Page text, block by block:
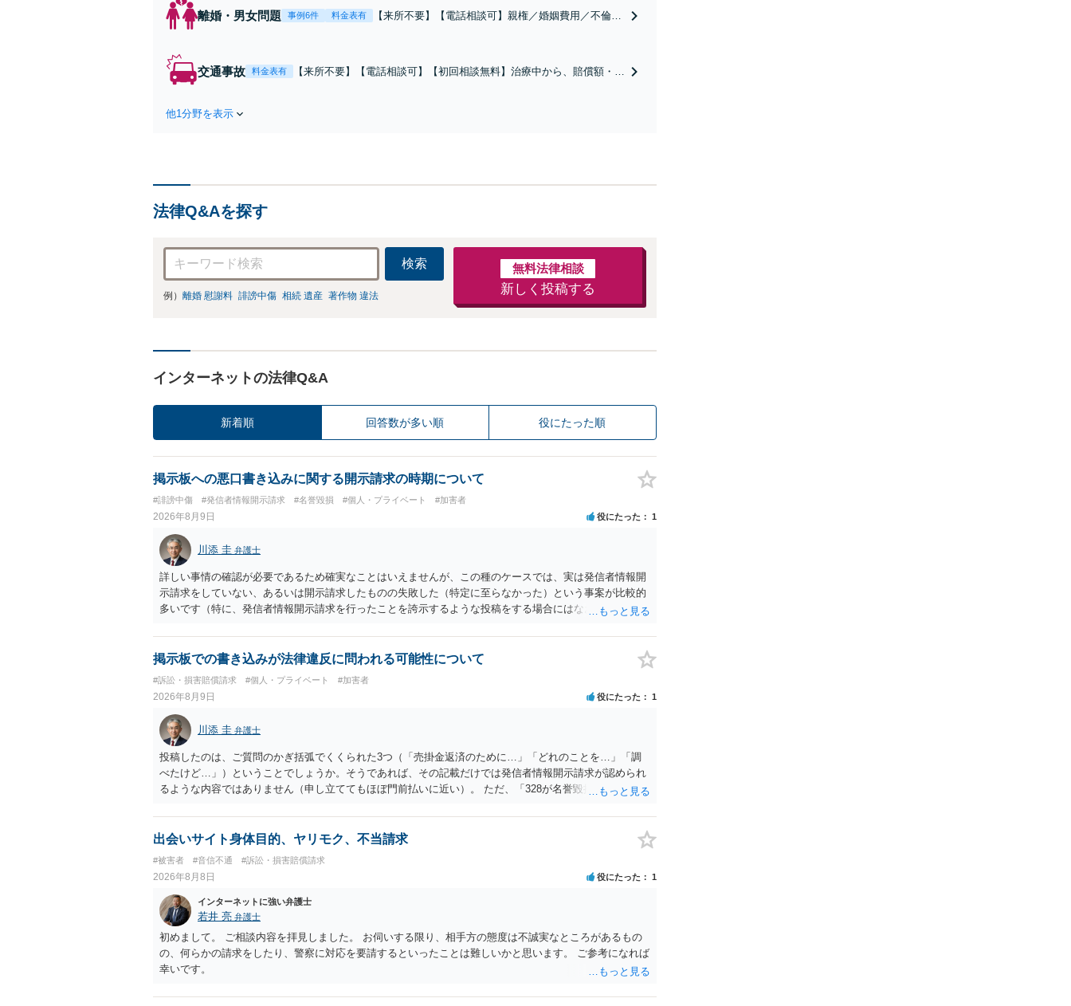
離婚・男女問題 事例6件 料金表有
【来所不要】【電話相談可】親権／婚姻費用／不倫慰
交通事故 料金表有
【来所不要】【電話相談可】【初回相談無料】治療中から、賠償額・過
他1分野を表示
法律Q&Aを探す
検索
例） 離婚 慰謝料 誹謗中傷 相続 遺産 著作物 違法
無料法律相談
新しく投稿する
インターネットの法律Q&A
新着順 回答数が多い順 役にたった順
掲示板への悪口書き込みに関する開示請求の時期について
#誹謗中傷 #発信者情報開示請求 #名誉毀損 #個人・プライベート #加害者
2026年8月9日 役にたった 1
川添 圭 弁護士
詳しい事情の確認が必要であるため確実なことはいえませんが、この種のケースでは、実は発信者情報開
示請求をしていない、あるいは開示請求したものの失敗した（特定に至らなかった）という事案が比較的
多いです（特に、発信者情報開示請求を行ったことを誇示するような投稿をする場合にはなおさら）。
掲示板での書き込みが法律違反に問われる可能性について
#訴訟・損害賠償請求 #個人・プライベート #加害者
2026年8月9日 役にたった 1
川添 圭 弁護士
投稿したのは、ご質問のかぎ括弧でくくられた3つ（「売掛金返済のために…」「どれのことを…」「調
べたけど…」）ということでしょうか。そうであれば、その記載だけでは発信者情報開示請求が認められ
るような内容ではありません（申し立ててもほぼ門前払いに近い）。 ただ、「328が名誉毀損、偽計業務
ていない何らかの背景事情があれば、回答は180度変わるかもしれません。公開の場で詳細を投稿するこ
とは不適当と思われますので、弁護士へ直接相談した方がよいでしょう。
出会いサイト身体目的、ヤリモク、不当請求
#被害者 #音信不通 #訴訟・損害賠償請求
2026年8月8日 役にたった 1
インターネットに強い弁護士
若井 亮 弁護士
初めまして。 ご相談内容を拝見しました。 お伺いする限り、相手方の態度は不誠実なところがあるもの
の、何らかの請求をしたり、警察に対応を要請するといったことは難しいかと思います。 ご参考になれば
幸いです。